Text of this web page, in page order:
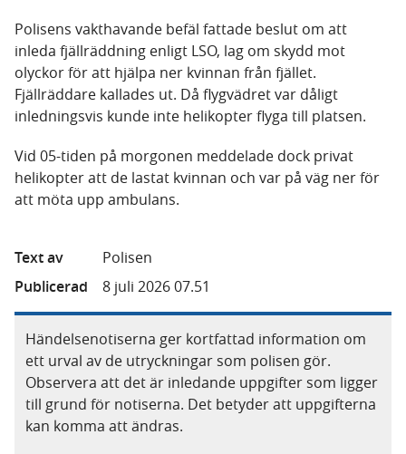
Polisens vakthavande befäl fattade beslut om att
inleda fjällräddning enligt LSO, lag om skydd mot
olyckor för att hjälpa ner kvinnan från fjället.
Fjällräddare kallades ut. Då flygvädret var dåligt
inledningsvis kunde inte helikopter flyga till platsen.
Vid 05-tiden på morgonen meddelade dock privat
helikopter att de lastat kvinnan och var på väg ner för
att möta upp ambulans.
Text av
Polisen
Publicerad
8 juli 2026 07.51
Händelsenotiserna ger kortfattad information om
ett urval av de utryckningar som polisen gör.
Observera att det är inledande uppgifter som ligger
till grund för notiserna. Det betyder att uppgifterna
kan komma att ändras.